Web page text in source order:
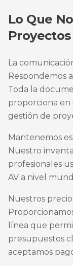
Lo Que
La
Respondemos
Toda la
proporciona en
gestión de
Mantenemos
Nuestro
profesionales
AV a nivel
Nuestros
línea que
presupuestos
aceptamos